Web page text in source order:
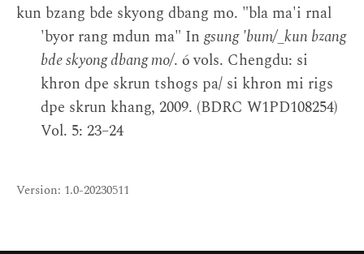
kun bzang bde skyong dbang mo. "bla ma'i rnal
'byor rang mdun ma" Ingsung 'bum/_kun bzang
bde skyong dbang mo/. 6 vols. Chengdu: si
khron dpe skrun tshogs pa/ si khron mi rigs
dpe skrun khang, 2009. (BDRC W1PD108254)
Vol. 5: 23–24
Version: 1.0-20230511